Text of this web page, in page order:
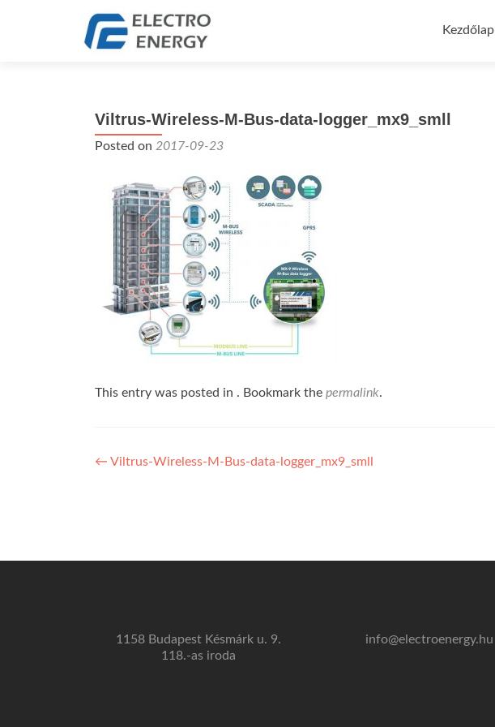
to
Kezdőlap
Viltrus-Wireless-M-Bus-data-logger_mx9_smll
Posted on 2017-09-23
This entry was posted in . Bookmark the permalink.
Bejegyzés
← Viltrus-Wireless-M-Bus-data-logger_mx9_smll
1158 Budapest Késmárk u. 9.
118.-as iroda
info@electroenergy.hu